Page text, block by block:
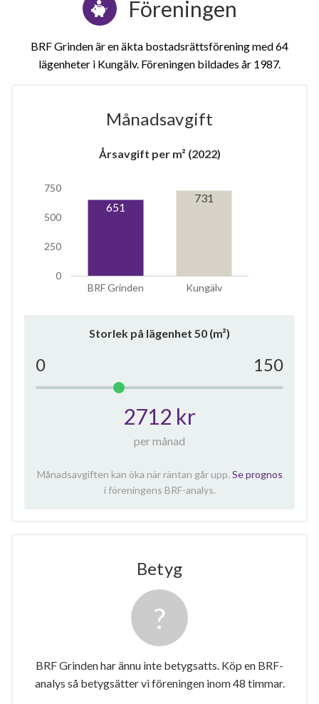
lägenhet
Föreningen
BRF Grinden är en äkta bostadsrättsförening med 64
lägenheter i Kungälv. Föreningen bildades år 1987
Månadsavgift
Årsavgift per m² (2022)
BRF Grinden Kungälv
0
250
500
750
651
731
Storlek på lägenhet 50 (m²)
0 150
2712 kr
per månad
Månadsavgiften kan öka när räntan går upp. Se prognos
i föreningens BRF-analys.
Betyg
BRF Grinden har ännu inte betygsatts. Köp en BRF-
analys så betygsätter vi föreningen inom 48 timmar.